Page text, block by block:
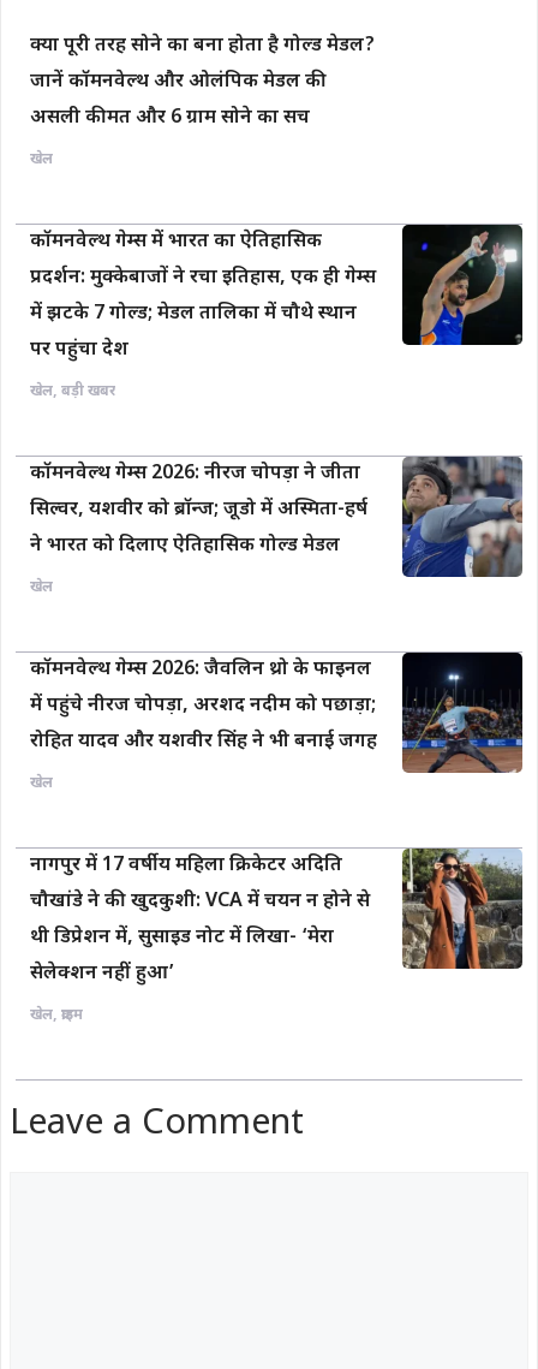
क्या पूरी तरह सोने का बना होता है गोल्ड मेडल?
जानें कॉमनवेल्थ और ओलंपिक मेडल की
असली कीमत और 6 ग्राम सोने का सच
खेल
कॉमनवेल्थ गेम्स में भारत का ऐतिहासिक
प्रदर्शन: मुक्केबाजों ने रचा इतिहास, एक ही गेम्स
में झटके 7 गोल्ड; मेडल तालिका में चौथे स्थान
पर पहुंचा देश
खेल, बड़ी खबर
कॉमनवेल्थ गेम्स 2026: नीरज चोपड़ा ने जीता
सिल्वर, यशवीर को ब्रॉन्ज; जूडो में अस्मिता-हर्ष
ने भारत को दिलाए ऐतिहासिक गोल्ड मेडल
खेल
कॉमनवेल्थ गेम्स 2026: जैवलिन थ्रो के फाइनल
में पहुंचे नीरज चोपड़ा, अरशद नदीम को पछाड़ा;
रोहित यादव और यशवीर सिंह ने भी बनाई जगह
खेल
नागपुर में 17 वर्षीय महिला क्रिकेटर अदिति
चौखांडे ने की खुदकुशी: VCA में चयन न होने से
थी डिप्रेशन में, सुसाइड नोट में लिखा- ‘मेरा
सेलेक्शन नहीं हुआ’
खेल, क्राइम
Leave a Comment